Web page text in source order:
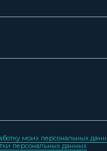
моих персональных
персональных данных